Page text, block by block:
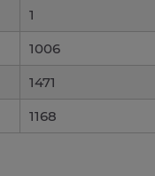
1
1006
1471
1168